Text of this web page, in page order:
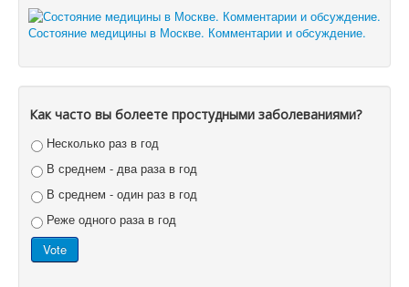
Состояние медицины в Москве. Комментарии и обсуждение.
Как часто вы болеете простудными заболеваниями?
Несколько раз в год
В среднем - два раза в год
В среднем - один раз в год
Реже одного раза в год